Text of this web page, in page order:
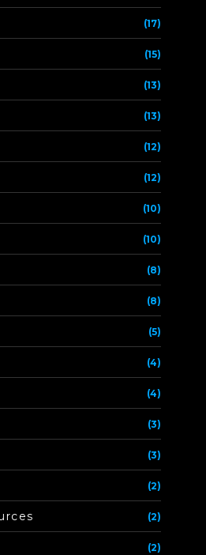
(17)
(15)
(13)
(13)
(12)
(12)
(10)
(10)
(8)
(8)
(5)
(4)
(4)
(3)
(3)
(2)
(2)
(2)